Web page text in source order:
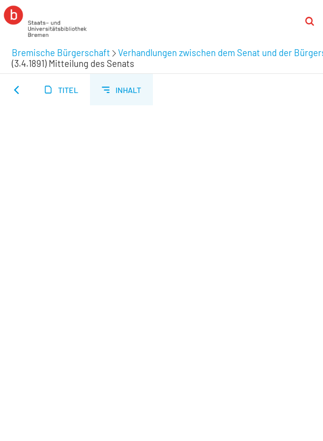
Bremische Bürgerschaft Verhandlungen zwischen dem Senat und der
(3.4.1891) Mitteilung des Senats
TITEL INHALT